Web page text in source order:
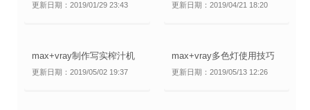
更新日期：2019/01/29 23:43 更新日期：2019/04/21 18:20
max+vray制作写实榨汁机
更新日期：2019/05/02 19:37
max+vray多色灯使用技巧
更新日期：2019/05/13 12:26